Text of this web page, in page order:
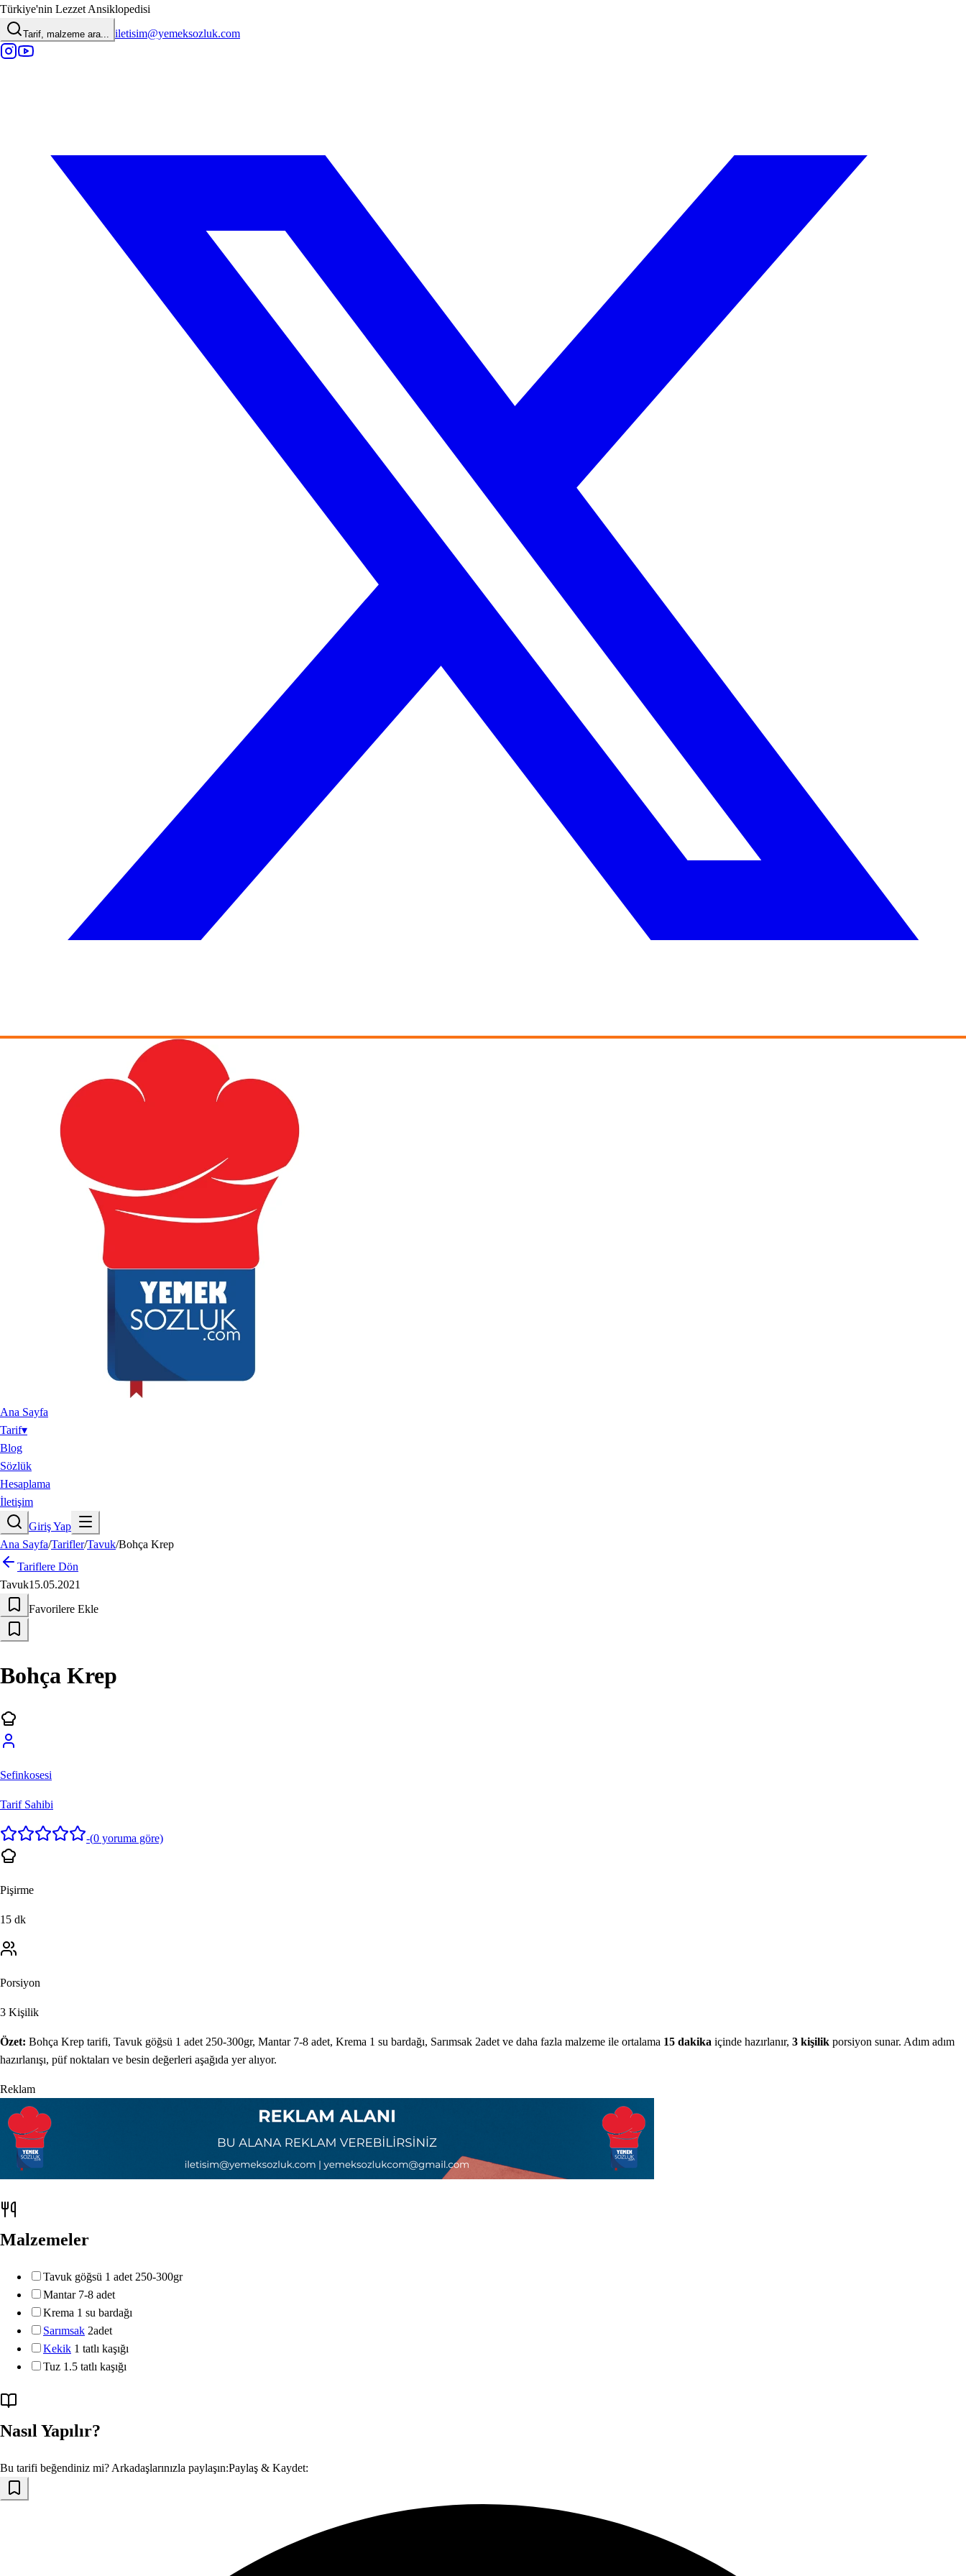
Türkiye'nin Lezzet Ansiklopedisi
Tarif, malzeme ara... iletisim@yemeksozluk.com
Ana Sayfa
Tarif▾
Blog
Sözlük
Hesaplama
İletişim
Giriş Yap
Ana Sayfa/Tarifler/Tavuk/Bohça Krep
Tariflere Dön
Tavuk15.05.2021
Favorilere Ekle
Bohça Krep
Sefinkosesi
Tarif Sahibi
-(0 yoruma göre)
Pişirme
15 dk
Porsiyon
3 Kişilik
Özet: Bohça Krep tarifi, Tavuk göğsü 1 adet 250-300gr, Mantar 7-8 adet, Krema 1 su bardağı, Sarımsak 2adet ve daha fazla malzeme ile ortalama 15 dakika içinde hazırlanır, 3 kişilik porsiyon sunar. Adım adım
hazırlanışı, püf noktaları ve besin değerleri aşağıda yer alıyor.
Reklam
Malzemeler
Tavuk göğsü 1 adet 250-300gr
Mantar 7-8 adet
Krema 1 su bardağı
Sarımsak 2adet
Kekik 1 tatlı kaşığı
Tuz 1.5 tatlı kaşığı
Nasıl Yapılır?
Bu tarifi beğendiniz mi? Arkadaşlarınızla paylaşın:Paylaş & Kaydet: